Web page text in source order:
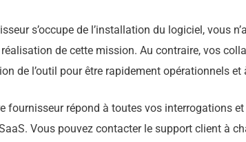
s’occupe de l’installation du logiciel, vous
de cette mission. Au contraire, vos
de l’outil pour être rapidement opérationnels et
fournisseur répond à toutes vos interrogations
Vous pouvez contacter le support client à